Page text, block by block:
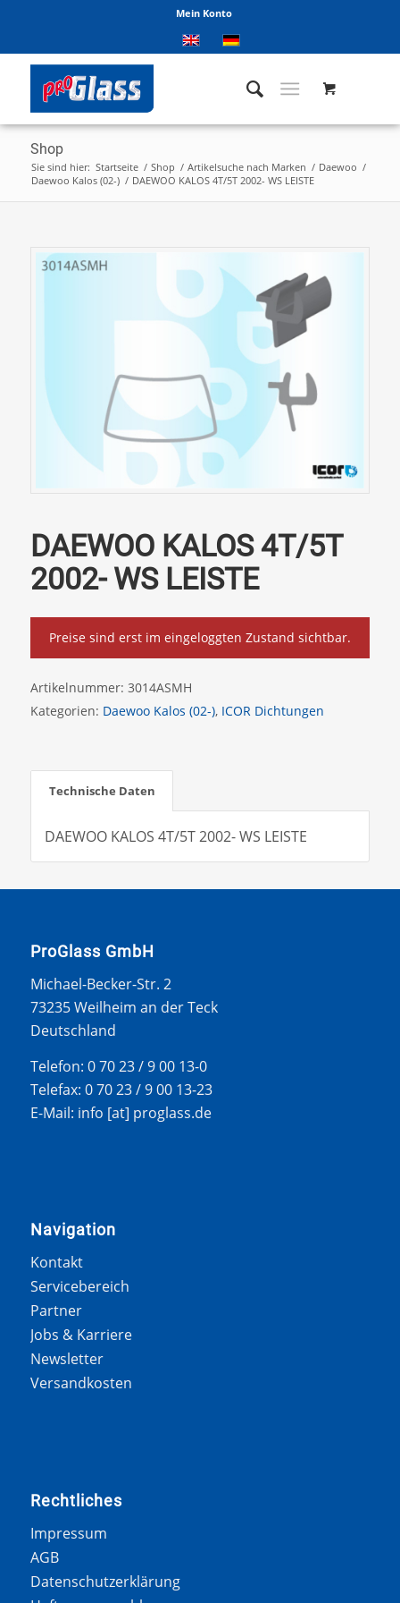
Mein Konto
Shop
Sie sind hier: Startseite / Shop / Artikelsuche nach Marken / Daewoo /
Daewoo Kalos (02-) / DAEWOO KALOS 4T/5T 2002- WS LEISTE
DAEWOO KALOS 4T/5T
2002- WS LEISTE
Preise sind erst im eingeloggten Zustand sichtbar.
Artikelnummer: 3014ASMH
Kategorien: Daewoo Kalos (02-), ICOR Dichtungen
Technische Daten
DAEWOO KALOS 4T/5T 2002- WS LEISTE
ProGlass GmbH
Michael-Becker-Str. 2
73235 Weilheim an der Teck
Deutschland
Telefon: 0 70 23 / 9 00 13-0
Telefax: 0 70 23 / 9 00 13-23
E-Mail: info [at] proglass.de
Navigation
Kontakt
Servicebereich
Partner
Jobs & Karriere
Newsletter
Versandkosten
Rechtliches
Impressum
AGB
Datenschutzerklärung